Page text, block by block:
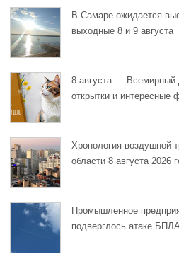
В Самаре ожидается
выходные 8 и 9 августа
8 августа — Всемирный
открытки и интересные
Хронология воздушной
области 8 августа 2026
Промышленное
подверглось атаке